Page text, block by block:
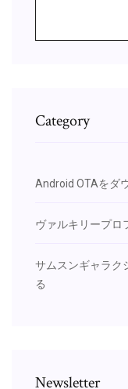
Category
Android OTAをダ
ヴァルキリープロ
サムスンギャラク
る
Newsletter